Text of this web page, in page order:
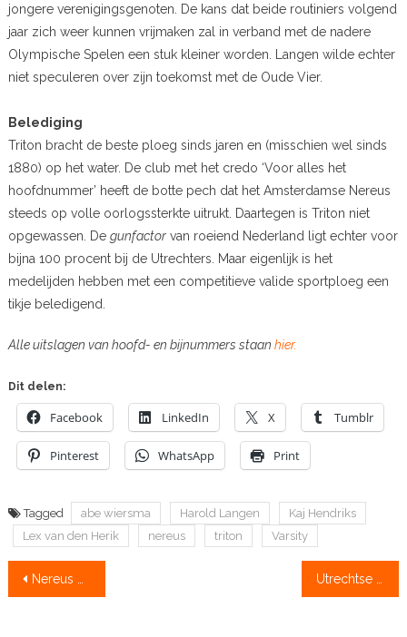
jongere verenigingsgenoten. De kans dat beide routiniers volgend
jaar zich weer kunnen vrijmaken zal in verband met de nadere
Olympische Spelen een stuk kleiner worden. Langen wilde echter
niet speculeren over zijn toekomst met de Oude Vier.
Belediging
Triton bracht de beste ploeg sinds jaren en (misschien wel sinds
1880) op het water. De club met het credo ‘Voor alles het
hoofdnummer’ heeft de botte pech dat het Amsterdamse Nereus
steeds op volle oorlogssterkte uitrukt. Daartegen is Triton niet
opgewassen. De gunfactorvan roeiend Nederland ligt echter voor
bijna 100 procent bij de Utrechters. Maar eigenlijk is het
medelijden hebben met een competitieve valide sportploeg een
tikje beledigend.
Alle uitslagen van hoofd- en bijnummers staan hier.
Dit delen:
Facebook LinkedIn X Tumblr
Pinterest WhatsApp Print
Tagged abe wiersma Harold Langen
Kaj Hendriks
Lex van den Herik
nereus triton Varsity
Bericht
Nereus wint 135e Varsity